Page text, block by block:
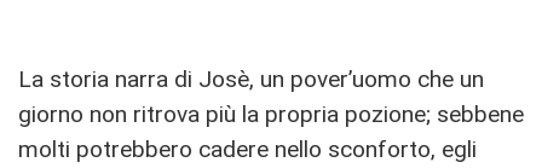
La storia narra di Josè, un pover’uomo che un
giorno non ritrova più la propria pozione; sebbene
molti potrebbero cadere nello sconforto, egli